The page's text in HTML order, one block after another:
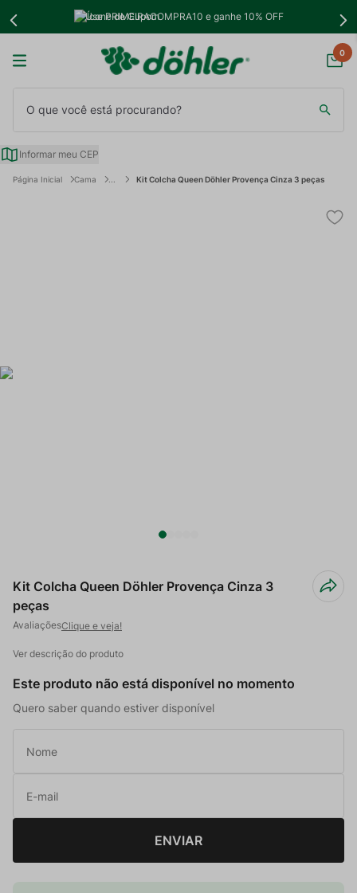
Use PRIMEIRACOMPRA10 e ganhe 10% OFF
0
Informar meu CEP
Cama Kit Colcha Queen Döhler Provença Cinza 3 peças
Kit Colcha Queen Döhler Provença Cinza 3
peças
Clique e veja!
Ver descrição do produto
Este produto não está disponível no momento
Quero saber quando estiver disponível
ENVIAR